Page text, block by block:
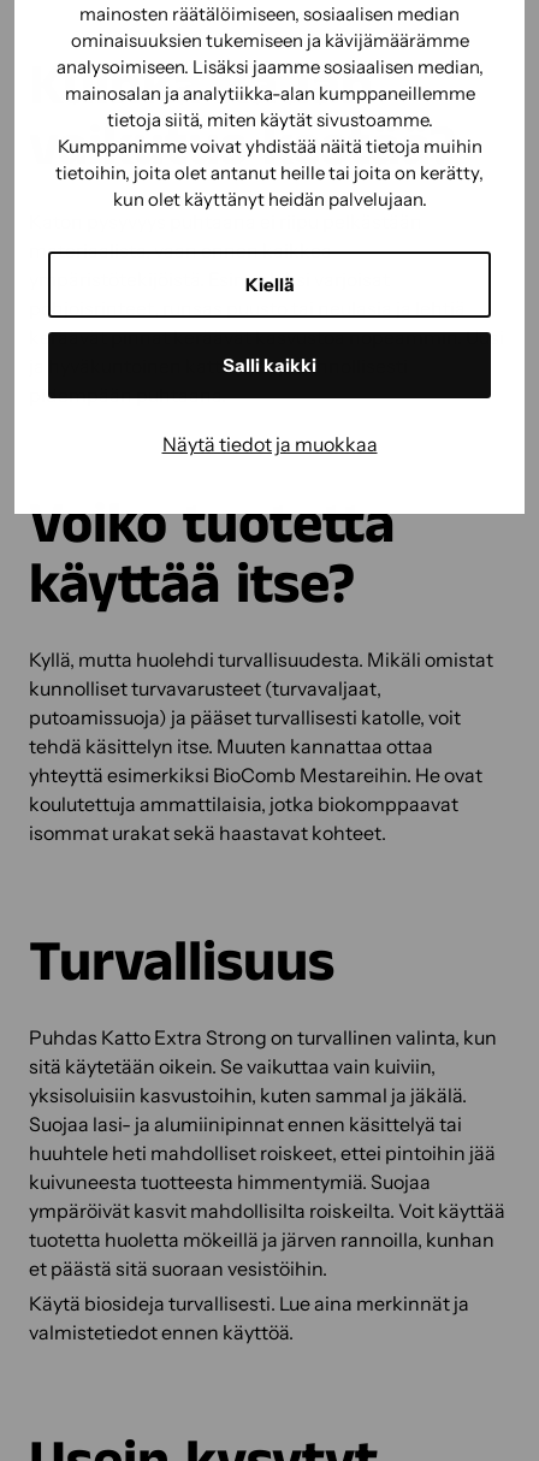
mainosten räätälöimiseen, sosiaalisen median
ominaisuuksien tukemiseen ja kävijämäärämme
analysoimiseen. Lisäksi jaamme sosiaalisen median,
mainosalan ja analytiikka-alan kumppaneillemme
tietoja siitä, miten käytät sivustoamme.
Kumppanimme voivat yhdistää näitä tietoja muihin
tietoihin, joita olet antanut heille tai joita on kerätty,
kun olet käyttänyt heidän palvelujaan.
Kiellä
Salli kaikki
Näytä tiedot ja muokkaa
Kuinka kauan
vaikutus kestää?
materiaalista, vaan ennen kaikkea
ympäristötekijöistä. Esimerkiksi varjoisat
pohjoisrinteet, runsas puusto tai neulasia ja lehtiä
keräävät pinnat keräävät kasvustoa nopeammin. Uusi
ja hyväkuntoinen katto pysyy luonnollisesti
pidempään puhtaana.
Voiko tuotetta
käyttää itse?
Kyllä, mutta huolehdi turvallisuudesta. Mikäli omistat
kunnolliset turvavarusteet (turvavaljaat,
putoamissuoja) ja pääset turvallisesti katolle, voit
tehdä käsittelyn itse. Muuten kannattaa ottaa
yhteyttä esimerkiksi BioComb Mestareihin. He ovat
koulutettuja ammattilaisia, jotka biokomppaavat
isommat urakat sekä haastavat kohteet.
Turvallisuus
Puhdas Katto Extra Strong on turvallinen valinta, kun
sitä käytetään oikein. Se vaikuttaa vain kuiviin,
yksisoluisiin kasvustoihin, kuten sammal ja jäkälä.
Suojaa lasi- ja alumiinipinnat ennen käsittelyä tai
huuhtele heti mahdolliset roiskeet, ettei pintoihin jää
kuivuneesta tuotteesta himmentymiä. Suojaa
ympäröivät kasvit mahdollisilta roiskeilta. Voit käyttää
tuotetta huoletta mökeillä ja järven rannoilla, kunhan
et päästä sitä suoraan vesistöihin.
Käytä biosideja turvallisesti. Lue aina merkinnät ja
valmistetiedot ennen käyttöä.